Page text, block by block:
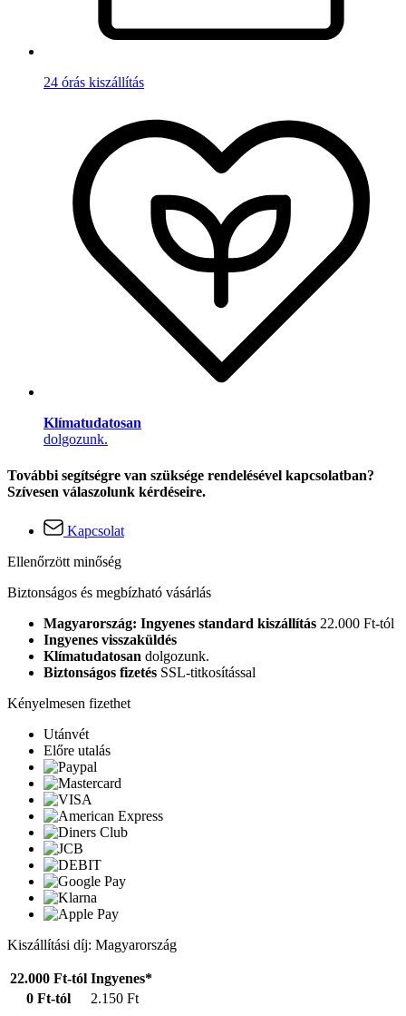
24 órás kiszállítás
Klímatudatosan
dolgozunk.
További segítségre van szüksége rendelésével kapcsolatban?
Szívesen válaszolunk kérdéseire.
Kapcsolat
Ellenőrzött minőség
Biztonságos és megbízható vásárlás
Magyarország: Ingyenes standard kiszállítás 22.000 Ft-tól
Ingyenes visszaküldés
Klímatudatosan dolgozunk.
Biztonságos fizetés SSL-titkosítással
Kényelmesen fizethet
Utánvét
Előre utalás
Kiszállítási díj: Magyarország
22.000 Ft-tól Ingyenes*
0 Ft-tól
2.150 Ft